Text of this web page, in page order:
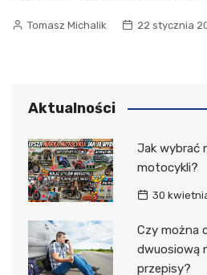
Tomasz Michalik 22 stycznia
Aktualności
Jak wybrać
motocykli?
30
Czy można
dwuosiową
przepisy?